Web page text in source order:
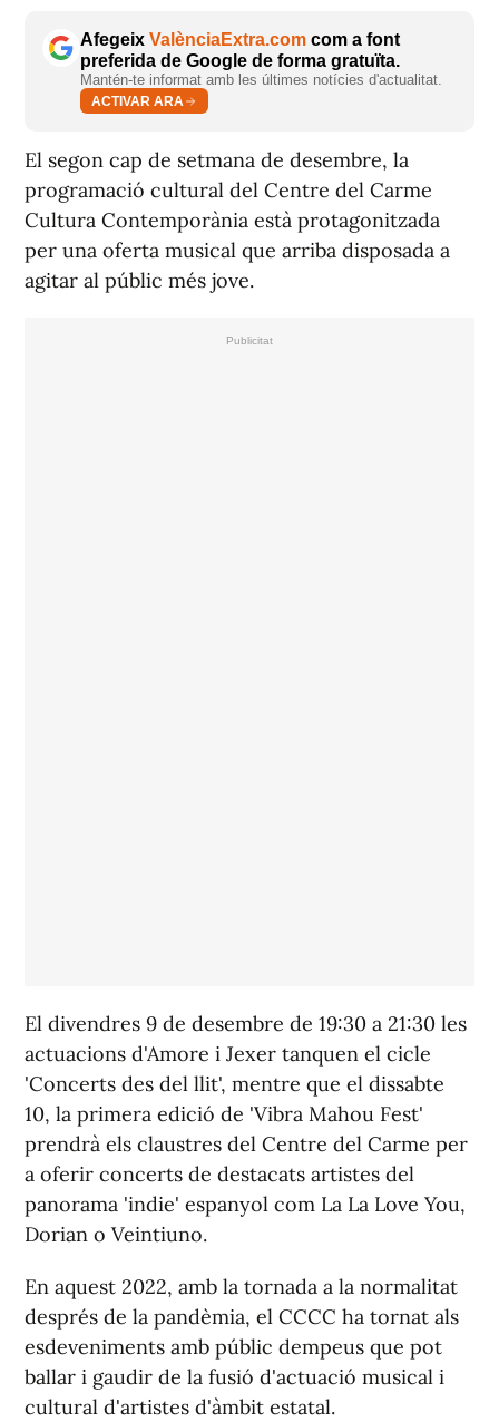
Afegeix ValènciaExtra.com com a font
preferida de Google de forma gratuïta.
Mantén-te informat amb les últimes notícies d'actualitat.
ACTIVAR ARA
El segon cap de setmana de desembre, la
programació cultural del Centre del Carme
Cultura Contemporània està protagonitzada
per una oferta musical que arriba disposada a
agitar al públic més jove.
El divendres 9 de desembre de 19:30 a 21:30 les
actuacions d'Amore i Jexer tanquen el cicle
'Concerts des del llit', mentre que el dissabte
10, la primera edició de 'Vibra Mahou Fest'
prendrà els claustres del Centre del Carme per
a oferir concerts de destacats artistes del
panorama 'indie' espanyol com La La Love You,
Dorian o Veintiuno.
En aquest 2022, amb la tornada a la normalitat
després de la pandèmia, el CCCC ha tornat als
esdeveniments amb públic dempeus que pot
ballar i gaudir de la fusió d'actuació musical i
cultural d'artistes d'àmbit estatal.